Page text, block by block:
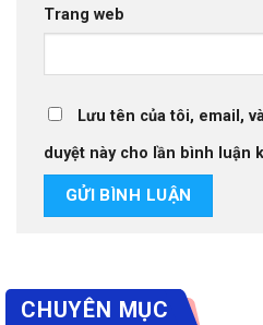
Trang web
Lưu tên của tôi, email,
duyệt này cho lần bình luận
CHUYÊN MỤC